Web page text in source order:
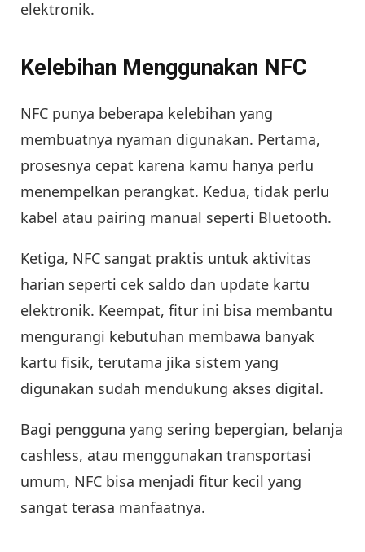
elektronik.
Kelebihan Menggunakan NFC
NFC punya beberapa kelebihan yang
membuatnya nyaman digunakan. Pertama,
prosesnya cepat karena kamu hanya perlu
menempelkan perangkat. Kedua, tidak perlu
kabel atau pairing manual seperti Bluetooth.
Ketiga, NFC sangat praktis untuk aktivitas
harian seperti cek saldo dan update kartu
elektronik. Keempat, fitur ini bisa membantu
mengurangi kebutuhan membawa banyak
kartu fisik, terutama jika sistem yang
digunakan sudah mendukung akses digital.
Bagi pengguna yang sering bepergian, belanja
cashless, atau menggunakan transportasi
umum, NFC bisa menjadi fitur kecil yang
sangat terasa manfaatnya.